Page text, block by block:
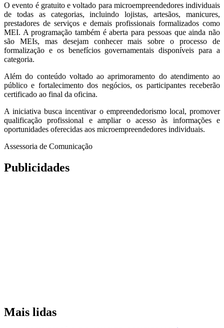
O evento é gratuito e voltado para microempreendedores individuais
de todas as categorias, incluindo lojistas, artesãos, manicures,
prestadores de serviços e demais profissionais formalizados como
MEI. A programação também é aberta para pessoas que ainda não
são MEIs, mas desejam conhecer mais sobre o processo de
formalização e os benefícios governamentais disponíveis para a
categoria.
Além do conteúdo voltado ao aprimoramento do atendimento ao
público e fortalecimento dos negócios, os participantes receberão
certificado ao final da oficina.
A iniciativa busca incentivar o empreendedorismo local, promover
qualificação profissional e ampliar o acesso às informações e
oportunidades oferecidas aos microempreendedores individuais.
Assessoria de Comunicação
Publicidades
Mais lidas